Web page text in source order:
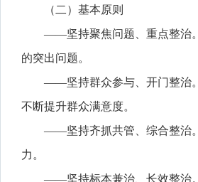
（二）基本原则
——坚持聚焦问题、重点整治
的突出问题。
——坚持群众参与、开门整治
不断提升群众满意度。
——坚持齐抓共管、综合整治
力。
——坚持标本兼治、长效整治